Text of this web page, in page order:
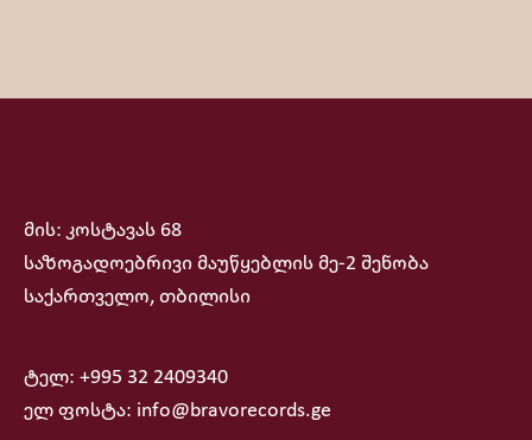
მის: კოსტავას 68
საზოგადოებრივი მაუწყებლის მე-2 შენობა
საქართველო, თბილისი
ტელ: +995 32 2409340
ელ ფოსტა: info@bravorecords.ge